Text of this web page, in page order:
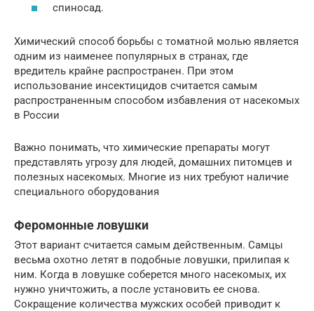
спиносад.
Химический способ борьбы с томатной молью является
одним из наименее популярных в странах, где
вредитель крайне распространен. При этом
использование инсектицидов считается самым
распространенным способом избавления от насекомых
в России
Важно понимать, что химические препараты могут
представлять угрозу для людей, домашних питомцев и
полезных насекомых. Многие из них требуют наличие
специального оборудования
Феромонные ловушки
Этот вариант считается самым действенным. Самцы
весьма охотно летят в подобные ловушки, прилипая к
ним. Когда в ловушке соберется много насекомых, их
нужно уничтожить, а после установить ее снова.
Сокращение количества мужских особей приводит к